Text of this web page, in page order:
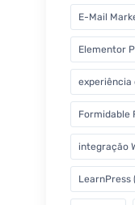
E-Mail
Elementor
experiência
Formidable
integração
LearnPress